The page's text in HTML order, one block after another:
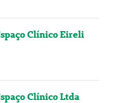
Clínico Eireli
Clínico Ltda